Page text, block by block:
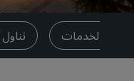
الخدمات